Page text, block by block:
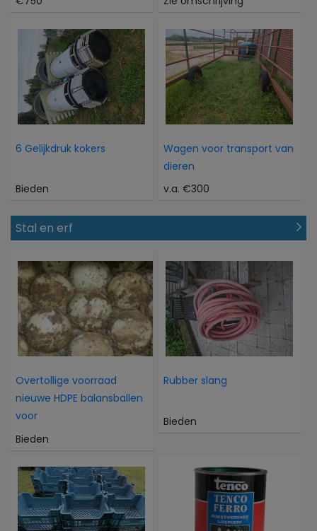
6 Gelijkdruk kokers
Bieden
Wagen voor transport van
dieren
v.a. €300
Stal en erf
Overtollige voorraad
nieuwe HDPE balansballen
voor
Bieden
Rubber slang
Bieden